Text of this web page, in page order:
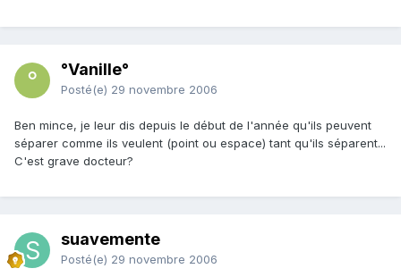
°Vanille°
Posté(e) 29 novembre 2006
Ben mince, je leur dis depuis le début de l'année qu'ils peuvent
séparer comme ils veulent (point ou espace) tant qu'ils séparent...
C'est grave docteur?
suavemente
Posté(e) 29 novembre 2006